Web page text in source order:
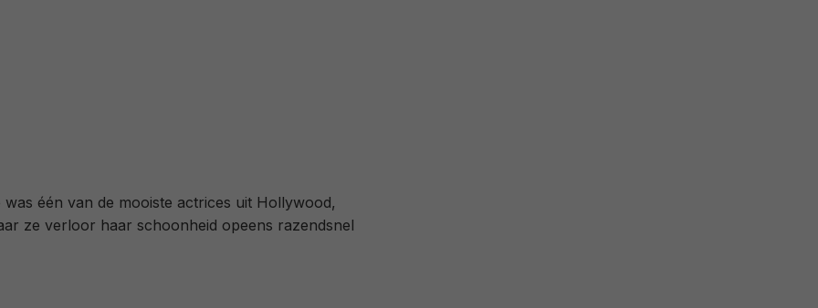
was één van de mooiste actrices uit Hollywood,
ze verloor haar schoonheid opeens razendsnel